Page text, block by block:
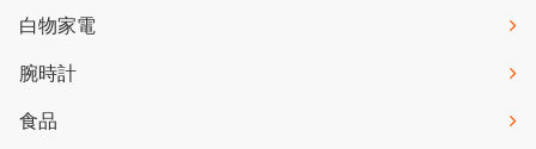
白物家電
腕時計
食品